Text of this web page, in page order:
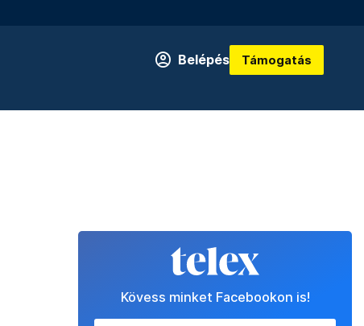
Belépés Támogatás
Kövess minket Facebookon is!